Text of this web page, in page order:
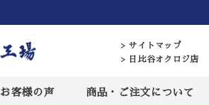
> サイトマップ
> 日比谷オクロジ店
お客様の声 商品・ご注文について